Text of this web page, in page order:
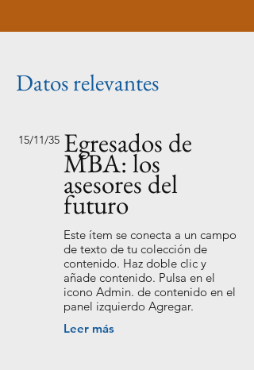
Datos relevantes
15/11/35 Egresados de
MBA: los
asesores del
futuro
Este ítem se conecta a un campo
de texto de tu colección de
contenido. Haz doble clic y
añade contenido. Pulsa en el
icono Admin. de contenido en el
panel izquierdo Agregar.
Leer más